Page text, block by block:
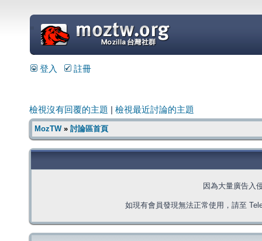
=
登入 註冊
檢視沒有回覆的主題 檢視最近討論的主題
MozTW» 討論區首頁
因為大量廣告入
如現有會員發現無法正常使用，請至